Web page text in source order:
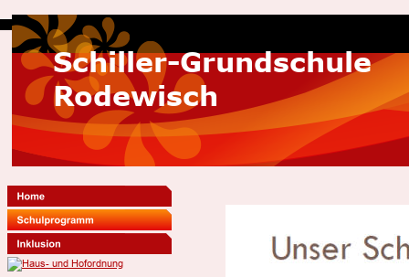
Schiller-Grundschule
Rodewisch